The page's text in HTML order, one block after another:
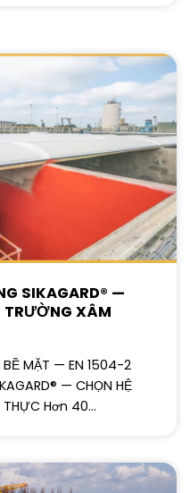
SIKAGARD® —
TRƯỜNG XÂM
BỀ MẶT — EN 1504-2
— CHỌN HỆ
THỰC Hơn 40...